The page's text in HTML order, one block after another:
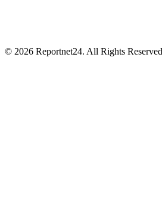
© 2026 Reportnet24. All Rights